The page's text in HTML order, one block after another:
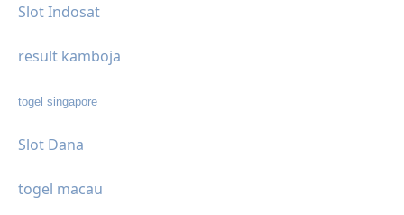
Slot Indosat
result kamboja
togel singapore
Slot Dana
togel macau